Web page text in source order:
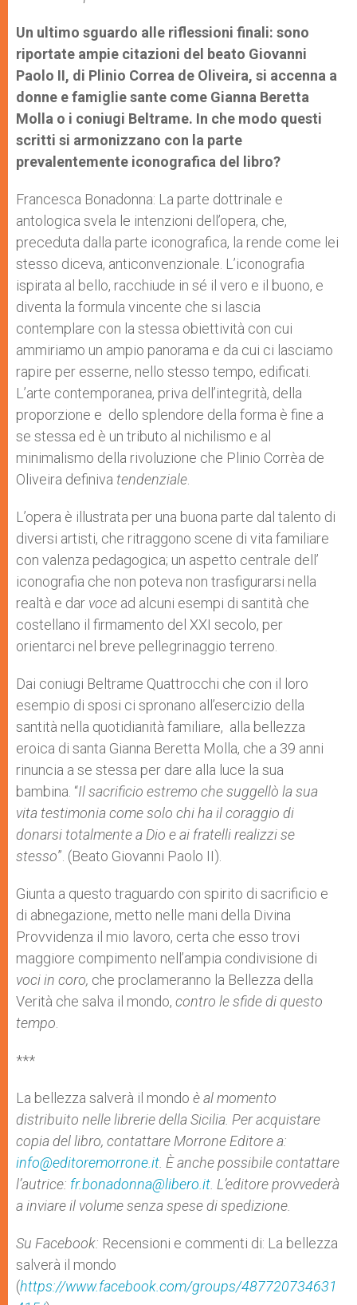
Un ultimo sguardo alle riflessioni finali: sono
riportate ampie citazioni del beato Giovanni
Paolo II, di Plinio Correa de Oliveira, si accenna a
donne e famiglie sante come Gianna Beretta
Molla o i coniugi Beltrame. In che modo questi
scritti si armonizzano con la parte
prevalentemente iconografica del libro?
Francesca Bonadonna: La parte dottrinale e
antologica svela le intenzioni dell’opera, che,
preceduta dalla parte iconografica, la rende come lei
stesso diceva, anticonvenzionale. L’iconografia
ispirata al bello, racchiude in sé il vero e il buono, e
diventa la formula vincente che si lascia
contemplare con la stessa obiettività con cui
ammiriamo un ampio panorama e da cui ci lasciamo
rapire per esserne, nello stesso tempo, edificati.
L’arte contemporanea, priva dell’integrità, della
proporzione e dello splendore della forma è fine a
se stessa ed è un tributo al nichilismo e al
minimalismo della rivoluzione che Plinio Corrèa de
Oliveira definiva tendenziale
L’opera è illustrata per una buona parte dal talento di
diversi artisti, che ritraggono scene di vita familiare
con valenza pedagogica; un aspetto centrale dell’
iconografia che non poteva non trasfigurarsi nella
realtà e dar voce ad alcuni esempi di santità che
costellano il firmamento del XXI secolo, per
orientarci nel breve pellegrinaggio terreno.
Dai coniugi Beltrame Quattrocchi che con il loro
esempio di sposi ci spronano all’esercizio della
santità nella quotidianità familiare, alla bellezza
eroica di santa Gianna Beretta Molla, che a 39 anni
rinuncia a se stessa per dare alla luce la sua
bambina. “Il sacrificio estremo che suggellò la sua
vita testimonia come solo chi ha il coraggio di
donarsi totalmente a Dio e ai fratelli realizzi se
stesso”. (Beato Giovanni Paolo II).
Giunta a questo traguardo con spirito di sacrificio e
di abnegazione, metto nelle mani della Divina
Provvidenza il mio lavoro, certa che esso trovi
maggiore compimento nell’ampia condivisione di
voci in coro, che proclameranno la Bellezza della
Verità che salva il mondo, contro le sfide di questo
tempo
***
La bellezza salverà il mondo è al momento
distribuito nelle librerie della Sicilia. Per acquistare
copia del libro, contattare Morrone Editore a:
info@editoremorrone.it . È anche possibile contattare
l’autrice: fr.bonadonna@libero.it . L’editore provvederà
a inviare il volume senza spese di spedizione.
Su Facebook: Recensioni e commenti di: La bellezza
salverà il mondo
(https://www.facebook.com/groups/487720734631